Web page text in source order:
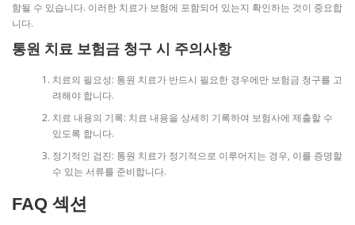
함될 수 있습니다. 이러한 치료가 보험에 포함되어 있는지 확인하는 것이 중요합
니다.
통원 치료 보험금 청구 시 주의사항
치료의 필요성: 통원 치료가 반드시 필요한 경우에만 보험금 청구를 고
려해야 합니다.
치료 내용의 기록: 치료 내용을 상세히 기록하여 보험사에 제출할 수
있도록 합니다.
정기적인 검진: 통원 치료가 정기적으로 이루어지는 경우, 이를 증명할
수 있는 서류를 준비합니다.
FAQ 섹션